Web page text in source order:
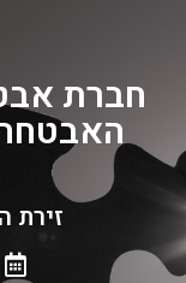
חברת
זירת